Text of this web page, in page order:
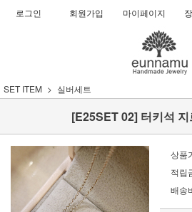
로그인 회원가입 마이페이지
SET ITEM 실버세트
[E25SET 02] 터키석
상품
적립
배송